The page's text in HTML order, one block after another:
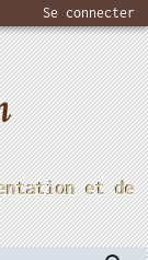
Se connecter
et de